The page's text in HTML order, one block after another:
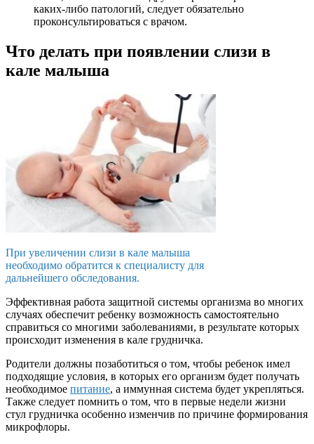
каких-либо патологий, следует обязательно
проконсультироваться с врачом.
Что делать при появлении слизи в
кале малыша
При увеличении слизи в кале малыша
необходимо обратится к специалисту для
дальнейшего обследования.
Эффективная работа защитной системы организма во многих
случаях обеспечит ребенку возможность самостоятельно
справиться со многими заболеваниями, в результате которых
происходит изменения в кале грудничка.
Родители должны позаботиться о том, чтобы ребенок имел
подходящие условия, в которых его организм будет получать
необходимое питание, а иммунная система будет укрепляться.
Также следует помнить о том, что в первые недели жизни
стул грудничка особенно изменчив по причине формирования
микрофлоры.